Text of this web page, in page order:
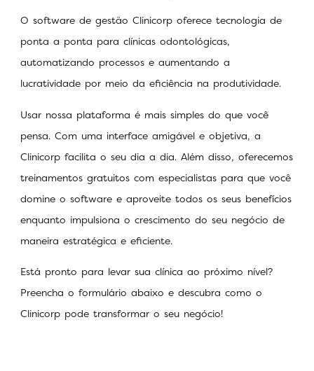
O software de gestão Clinicorp oferece tecnologia de
ponta a ponta para clínicas odontológicas,
automatizando processos e aumentando a
lucratividade por meio da eficiência na produtividade.
Usar nossa plataforma é mais simples do que você
pensa. Com uma interface amigável e objetiva, a
Clinicorp facilita o seu dia a dia. Além disso, oferecemos
treinamentos gratuitos com especialistas para que você
domine o software e aproveite todos os seus benefícios
enquanto impulsiona o crescimento do seu negócio de
maneira estratégica e eficiente.
Está pronto para levar sua clínica ao próximo nível?
Preencha o formulário abaixo e descubra como o
Clinicorp pode transformar o seu negócio!